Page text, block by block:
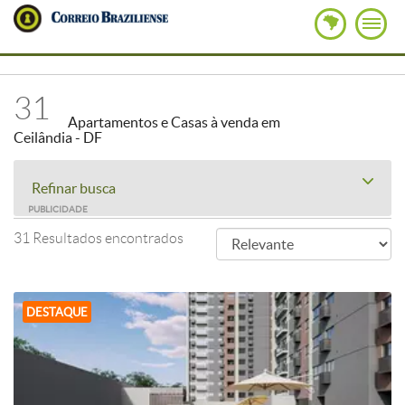
31
Apartamentos e Casas à venda em
Ceilândia - DF
Refinar busca
PUBLICIDADE
31 Resultados encontrados
DESTAQUE